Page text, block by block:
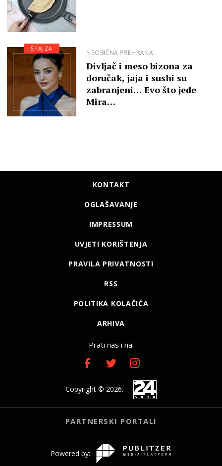
NEOBIČNA PREHRANA
Divljač i meso bizona za
doručak, jaja i sushi su
zabranjeni… Evo što jede
Mira…
ŠPAJZA
KONTAKT
OGLAŠAVANJE
IMPRESSUM
UVJETI KORIŠTENJA
PRAVILA PRIVATNOSTI
RSS
POLITIKA KOLAČIĆA
ARHIVA
Prati nas i na:
Copyright © 2026.
PARTNERSKI PORTALI
Powered by: